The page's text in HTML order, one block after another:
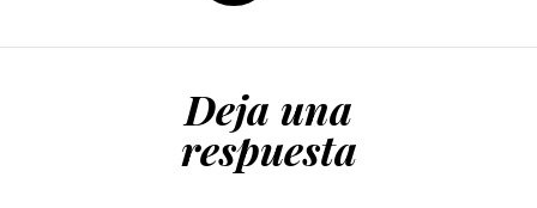
Deja una
respuesta